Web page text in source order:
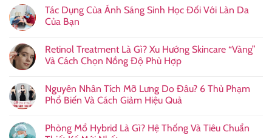
Tác Dụng Của Ánh Sáng Sinh Học Đối Với Làn Da
Của Bạn
Retinol Treatment Là Gì? Xu Hướng Skincare “Vàng”
Và Cách Chọn Nồng Độ Phù Hợp
Nguyên Nhân Tích Mỡ Lưng Do Đâu? 6 Thủ Phạm
Phổ Biến Và Cách Giảm Hiệu Quả
Phòng Mổ Hybrid Là Gì? Hệ Thống Và Tiêu Chuẩn